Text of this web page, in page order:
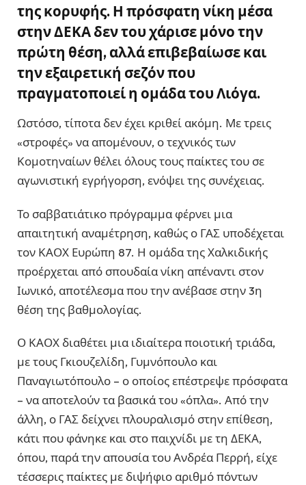
της κορυφής. Η πρόσφατη νίκη μέσα
στην ΔΕΚΑ δεν του χάρισε μόνο την
πρώτη θέση, αλλά επιβεβαίωσε και
την εξαιρετική σεζόν που
πραγματοποιεί η ομάδα του Λιόγα.
Ωστόσο, τίποτα δεν έχει κριθεί ακόμη. Με τρεις
«στροφές» να απομένουν, ο τεχνικός των
Κομοτηναίων θέλει όλους τους παίκτες του σε
αγωνιστική εγρήγορση, ενόψει της συνέχειας.
Το σαββατιάτικο πρόγραμμα φέρνει μια
απαιτητική αναμέτρηση, καθώς ο ΓΑΣ υποδέχεται
τον ΚΑΟΧ Ευρώπη 87. Η ομάδα της Χαλκιδικής
προέρχεται από σπουδαία νίκη απέναντι στον
Ιωνικό, αποτέλεσμα που την ανέβασε στην 3η
θέση της βαθμολογίας.
Ο ΚΑΟΧ διαθέτει μια ιδιαίτερα ποιοτική τριάδα,
με τους Γκιουζελίδη, Γυμνόπουλο και
Παναγιωτόπουλο – ο οποίος επέστρεψε πρόσφατα
– να αποτελούν τα βασικά του «όπλα». Από την
άλλη, ο ΓΑΣ δείχνει πλουραλισμό στην επίθεση,
κάτι που φάνηκε και στο παιχνίδι με τη ΔΕΚΑ,
όπου, παρά την απουσία του Ανδρέα Περρή, είχε
τέσσερις παίκτες με διψήφιο αριθμό πόντων